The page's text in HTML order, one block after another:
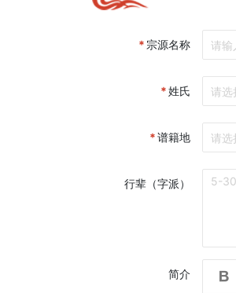
* 宗源名称
*姓氏
*谱籍地
行辈（字派）
简介 